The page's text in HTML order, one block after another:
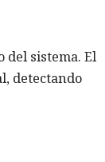
del sistema. El
detectando